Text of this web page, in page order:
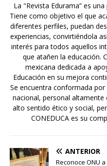
La "Revista Edurama” es
Tiene como objetivo el que
diferentes perfiles, puedan
experiencias, convirtiéndola
interés para todos aquellos
que atañen la educación.
mexicana dedicada a
Educación en su mejora
Se encuentra conformada
nacional, personal
alto sentido ético y social,
CONEDUCA es su
ANTERIOR
Reconoce ONU